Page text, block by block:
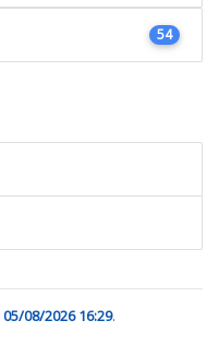
54
05/08/2026 16:29.